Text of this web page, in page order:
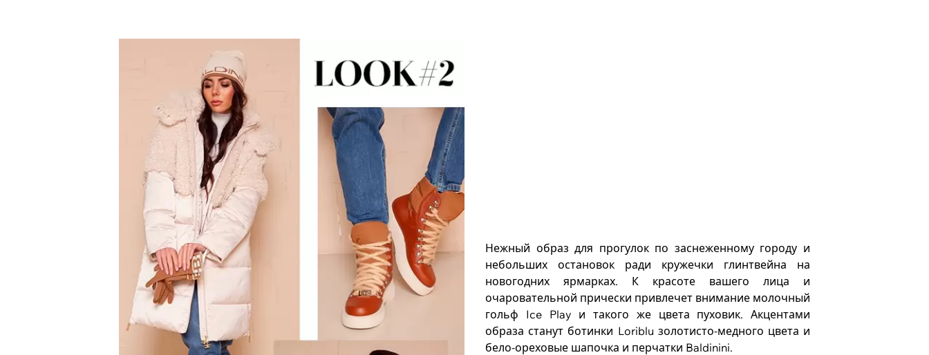
Нежный образ для прогулок по заснеженному городу и
небольших остановок ради кружечки глинтвейна на
новогодних ярмарках. К красоте вашего лица и
очаровательной прически привлечет внимание молочный
гольф Ice Play и такого же цвета пуховик. Акцентами
образа станут ботинки Loriblu золотисто-медного цвета и
бело-ореховые шапочка и перчатки Baldinini.